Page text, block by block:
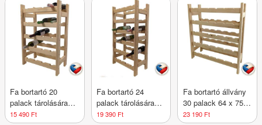
Fa bortartó 20
palack tárolására
44×75×25 cm cseh
15 490 Ft
Fa bortartó 24
palack tárolására
44×90×25 cm cseh
19 390 Ft
Fa bortartó állvány
30 palack 64 x 75 x
25 cm cseh
23 190 Ft